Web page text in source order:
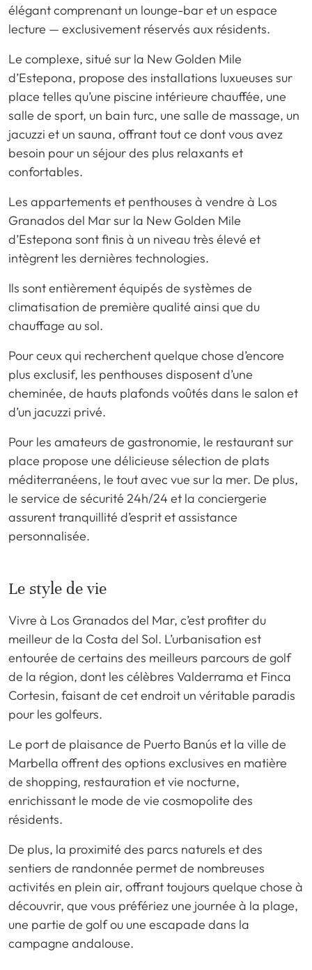
élégant comprenant un lounge-bar et un espace
lecture — exclusivement réservés aux résidents.
Le complexe, situé sur la New Golden Mile
d’Estepona, propose des installations luxueuses sur
place telles qu’une piscine intérieure chauffée, une
salle de sport, un bain turc, une salle de massage, un
jacuzzi et un sauna, offrant tout ce dont vous avez
besoin pour un séjour des plus relaxants et
confortables.
Les appartements et penthouses à vendre à Los
Granados del Mar sur la New Golden Mile
d’Estepona sont finis à un niveau très élevé et
intègrent les dernières technologies.
Ils sont entièrement équipés de systèmes de
climatisation de première qualité ainsi que du
chauffage au sol.
Pour ceux qui recherchent quelque chose d’encore
plus exclusif, les penthouses disposent d’une
cheminée, de hauts plafonds voûtés dans le salon et
d’un jacuzzi privé.
Pour les amateurs de gastronomie, le restaurant sur
place propose une délicieuse sélection de plats
méditerranéens, le tout avec vue sur la mer. De plus,
le service de sécurité 24h/24 et la conciergerie
assurent tranquillité d’esprit et assistance
personnalisée.
Le style de vie
Vivre à Los Granados del Mar, c’est profiter du
meilleur de la Costa del Sol. L’urbanisation est
entourée de certains des meilleurs parcours de golf
de la région, dont les célèbres Valderrama et Finca
Cortesin, faisant de cet endroit un véritable paradis
pour les golfeurs.
Le port de plaisance de Puerto Banús et la ville de
Marbella offrent des options exclusives en matière
de shopping, restauration et vie nocturne,
enrichissant le mode de vie cosmopolite des
résidents.
De plus, la proximité des parcs naturels et des
sentiers de randonnée permet de nombreuses
activités en plein air, offrant toujours quelque chose à
découvrir, que vous préfériez une journée à la plage,
une partie de golf ou une escapade dans la
campagne andalouse.